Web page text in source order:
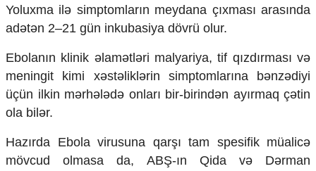
Yoluxma ilə simptomların meydana çıxması arasında
adətən 2–21 gün inkubasiya dövrü olur.
Ebolanın klinik əlamətləri malyariya, tif qızdırması və
meningit kimi xəstəliklərin simptomlarına bənzədiyi
üçün ilkin mərhələdə onları bir-birindən ayırmaq çətin
ola bilər.
Hazırda Ebola virusuna qarşı tam spesifik müalicə
mövcud olmasa da, ABŞ-ın Qida və Dərman